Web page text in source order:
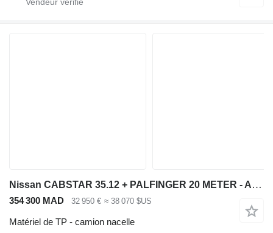
Nissan CABSTAR 35.12 + PALFINGER 20 METER - AERIAL PLATFORM
354 300 MAD 32 950 € ≈ 38 070 $US
Matériel de TP - camion nacelle